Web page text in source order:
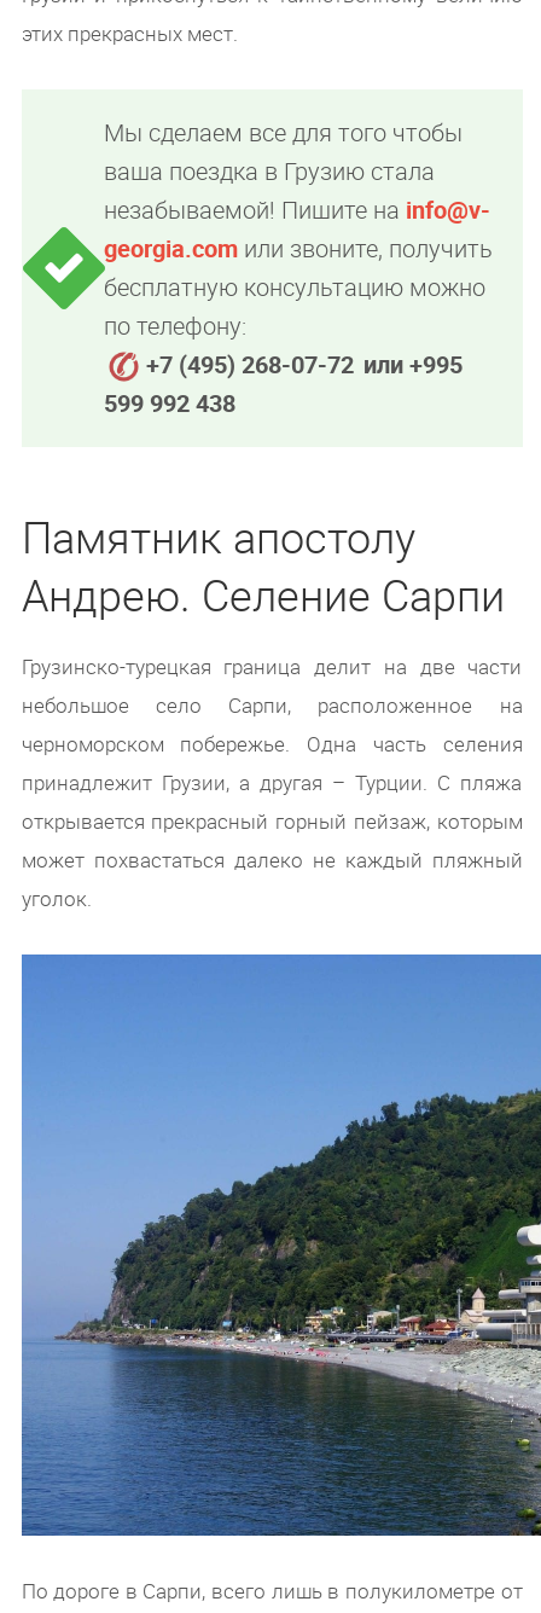
этих прекрасных мест.
Мы сделаем все для того чтобы
ваша поездка в Грузию стала
незабываемой! Пишите на info@v-
georgia.comили звоните, получить
бесплатную консультацию можно
по телефону:
+7 (495) 268-07-72 или +995
599 992 438
Памятник апостолу
Андрею. Селение Сарпи
Грузинско-турецкая граница делит на две части
небольшое село Сарпи, расположенное на
черноморском побережье. Одна часть селения
принадлежит Грузии, а другая – Турции. С пляжа
открывается прекрасный горный пейзаж, которым
может похвастаться далеко не каждый пляжный
уголок.
По дороге в Сарпи, всего лишь в полукилометре от